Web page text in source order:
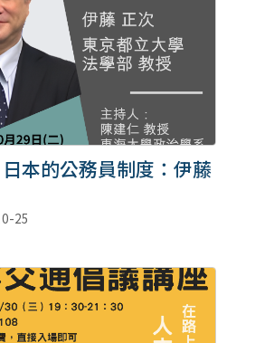
日本的公務員制度：伊藤
25